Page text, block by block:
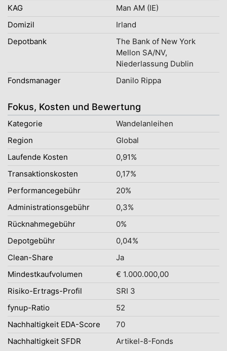
KAG
Man AM (IE)
Domizil
Irland
Depotbank
The Bank of New York
Mellon SA/NV,
Niederlassung Dublin
Fondsmanager
Danilo Rippa
Fokus, Kosten und Bewertung
Kategorie
Wandelanleihen
Region
Global
Laufende Kosten
0,91%
Transaktionskosten
0,17%
Performancegebühr
20%
Administrationsgebühr
0,3%
Rücknahmegebühr
0%
Depotgebühr
0,04%
Clean-Share
Ja
Mindestkaufvolumen
€ 1.000.000,00
Risiko-Ertrags-Profil
SRI 3
fynup-Ratio
52
Nachhaltigkeit EDA-Score
70
Nachhaltigkeit SFDR
Artikel-8-Fonds